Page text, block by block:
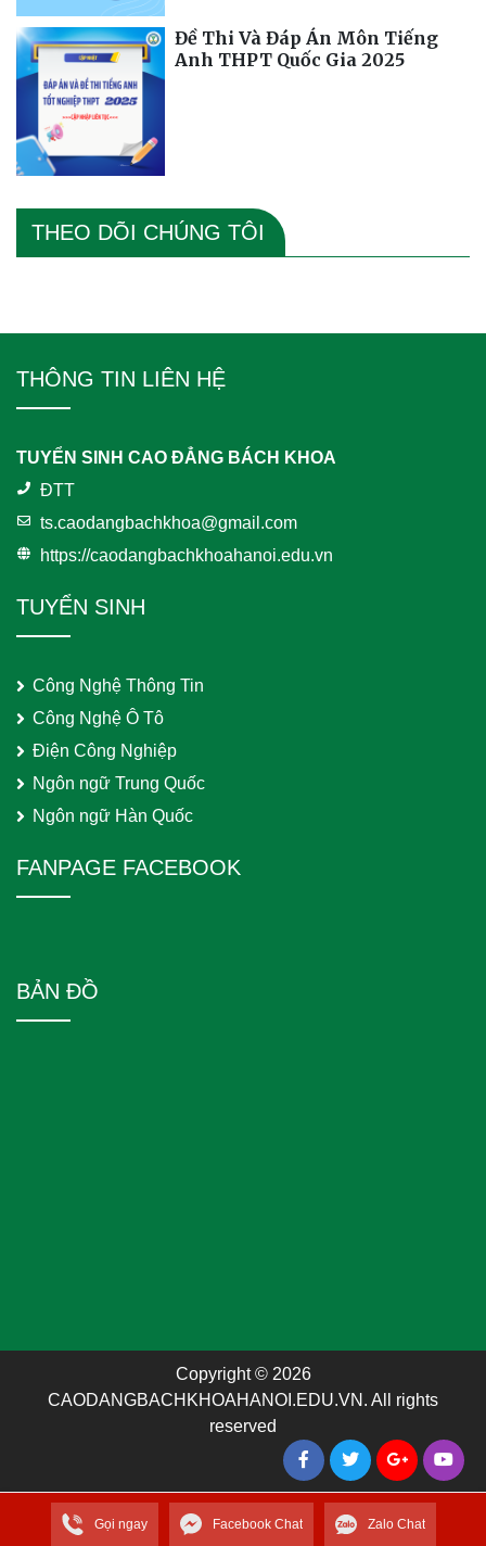
Đề Thi Và Đáp Án Môn Tiếng
Anh THPT Quốc Gia 2025
THEO DÕI CHÚNG TÔI
THÔNG TIN LIÊN HỆ
TUYỂN SINH CAO ĐẲNG BÁCH KHOA
ĐTT
ts.caodangbachkhoa@gmail.com
https://caodangbachkhoahanoi.edu.vn
TUYỂN SINH
Công Nghệ Thông Tin
Công Nghệ Ô Tô
Điện Công Nghiệp
Ngôn ngữ Trung Quốc
Ngôn ngữ Hàn Quốc
FANPAGE FACEBOOK
BẢN ĐỒ
Copyright © 2026
CAODANGBACHKHOAHANOI.EDU.VN. All rights
reserved
Gọi ngay Facebook Chat Zalo Chat